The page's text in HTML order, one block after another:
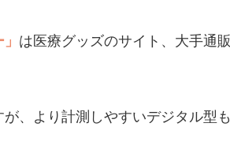
は医療グッズのサイト、大手通
、より計測しやすいデジタル型